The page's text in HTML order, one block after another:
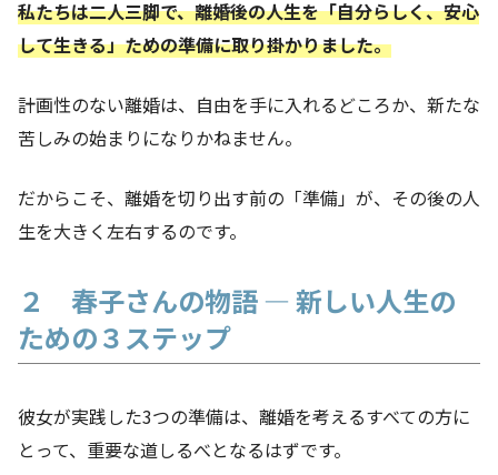
私たちは二人三脚で、離婚後の人生を「自分らしく、安心
して生きる」ための準備に取り掛かりました。
計画性のない離婚は、自由を手に入れるどころか、新たな
苦しみの始まりになりかねません。
だからこそ、離婚を切り出す前の「準備」が、その後の人
生を大きく左右するのです。
２ 春子さんの物語 ― 新しい人生の
ための３ステップ
彼女が実践した3つの準備は、離婚を考えるすべての方に
とって、重要な道しるべとなるはずです。